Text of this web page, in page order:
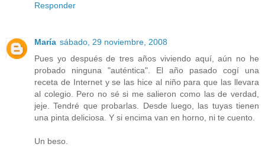
Responder
María sábado, 29 noviembre, 2008
Pues yo después de tres años viviendo aquí, aún no he
probado ninguna "auténtica". El año pasado cogí una
receta de Internet y se las hice al niño para que las llevara
al colegio. Pero no sé si me salieron como las de verdad,
jeje. Tendré que probarlas. Desde luego, las tuyas tienen
una pinta deliciosa. Y si encima van en horno, ni te cuento.
Un beso.